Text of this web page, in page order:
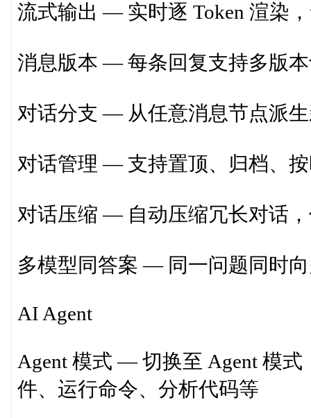
流式输出 — 实时逐 Token 渲染
消息版本 — 每条回复支持多版
对话分支 — 从任意消息节点派
对话管理 — 支持置顶、归档、
对话压缩 — 自动压缩冗长对话
多模型同答案 — 同一问题同时
AI Agent
Agent 模式 — 切换至 Agent 模
件、运行命令、分析代码等